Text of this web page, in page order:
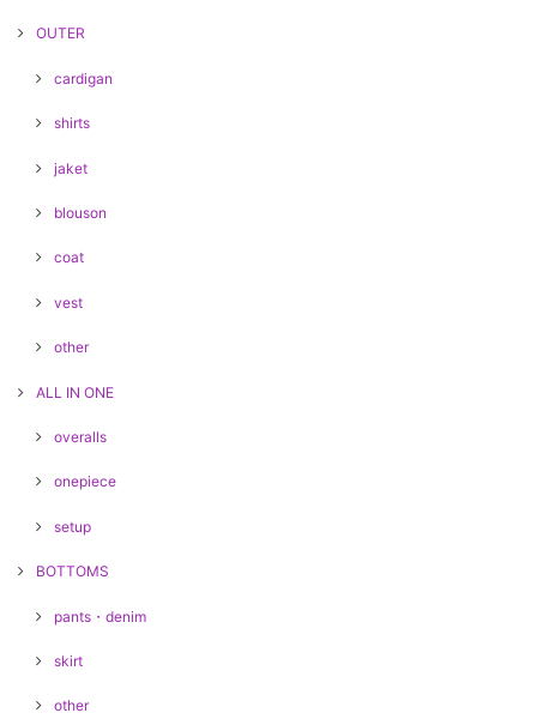
OUTER
cardigan
shirts
jaket
blouson
coat
vest
other
ALL IN ONE
overalls
onepiece
setup
BOTTOMS
pants・denim
skirt
other